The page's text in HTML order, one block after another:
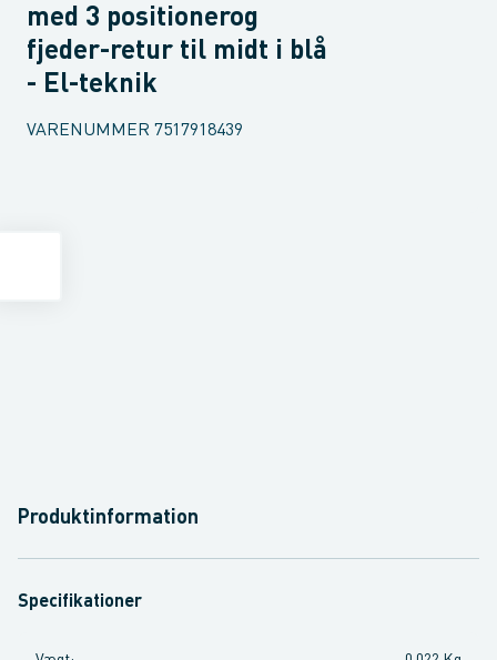
med 3 positionerog
fjeder-retur til midt i blå
- El-teknik
VARENUMMER 7517918439
Produktinformation
Specifikationer